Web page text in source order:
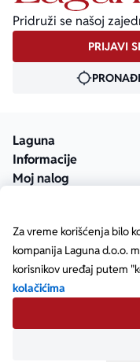
Za vreme korišćenja bilo
kompanija Laguna d.o.o.
korisnikov uređaj putem
kolačićima
Pridruži se našoj
PRIJAVI
Laguna
Informacije
Moj nalog
Copyright © Laguna
Posetite našu
Posetite našu X
Posetite našu
PosetitePosetite